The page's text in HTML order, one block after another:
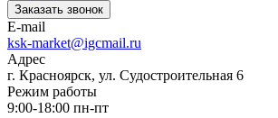
Заказать звонок
E-mail
ksk-market@igcmail.ru
Адрес
г. Красноярск, ул. Судостроительная 6
Режим работы
9:00-18:00 пн-пт